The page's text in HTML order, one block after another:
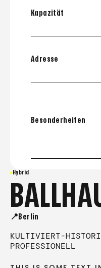
Kapazität
Adresse
Besonderheiten
Hybrid
📍Berlin
KULTIVIERT-
PROFESSIONELL